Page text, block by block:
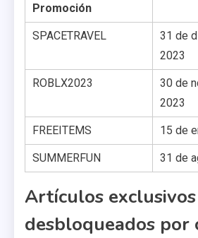
Promoción
SPACETRAVEL
31 de
2023
ROBLX2023
30 de
2023
FREEITEMS 15 de
SUMMERFUN 31 de
Artículos exclusivos
desbloqueados por